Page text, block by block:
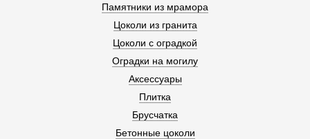
Памятники из мрамора
Цоколи из гранита
Цоколи с оградкой
Оградки на могилу
Аксессуары
Плитка
Брусчатка
Бетонные цоколи